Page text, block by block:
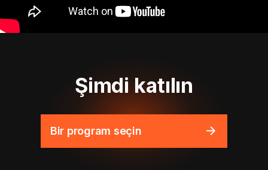
Şimdi katılın
Bir program seçin